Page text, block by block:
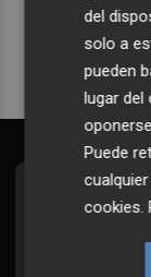
Todos
del
solo a
pueden
lugar del
Puede
cookies .